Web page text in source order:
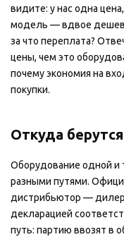
видите: у нас одна
модель — вдвое
за что переплата?
цены, чем это
почему экономия на
покупки.
Откуда
Оборудование одной и
разными путями.
дистрибьютор —
декларацией
путь: партию ввозят в